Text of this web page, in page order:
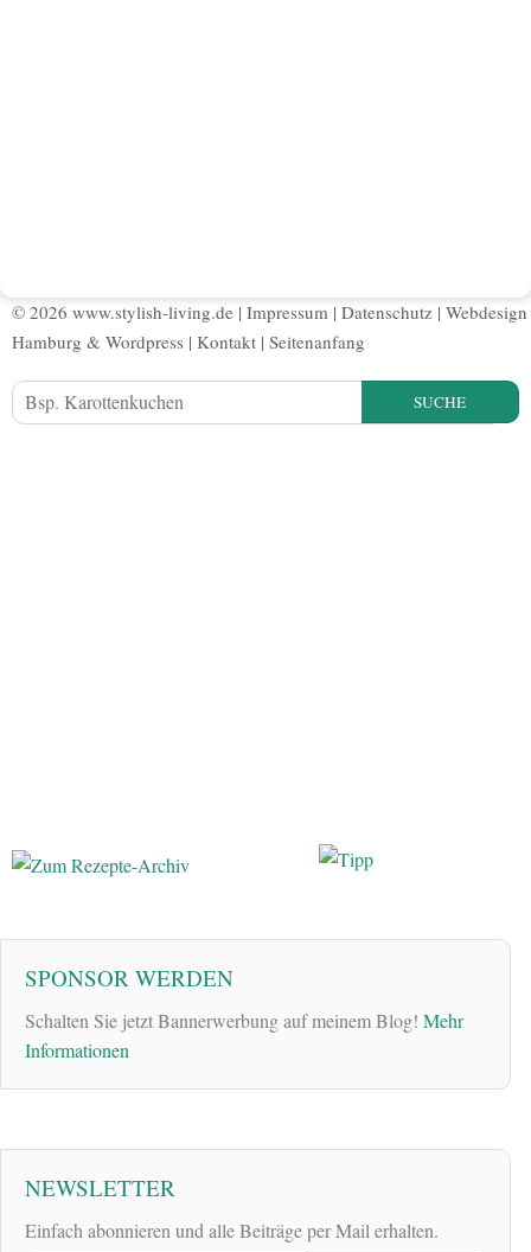
© 2026 www.stylish-living.de | Impressum | Datenschutz | Webdesign
Hamburg & Wordpress | Kontakt | Seitenanfang
SUCHE
SPONSOR WERDEN
Schalten Sie jetzt Bannerwerbung auf meinem Blog! Mehr
Informationen
NEWSLETTER
Einfach abonnieren und alle Beiträge per Mail erhalten.